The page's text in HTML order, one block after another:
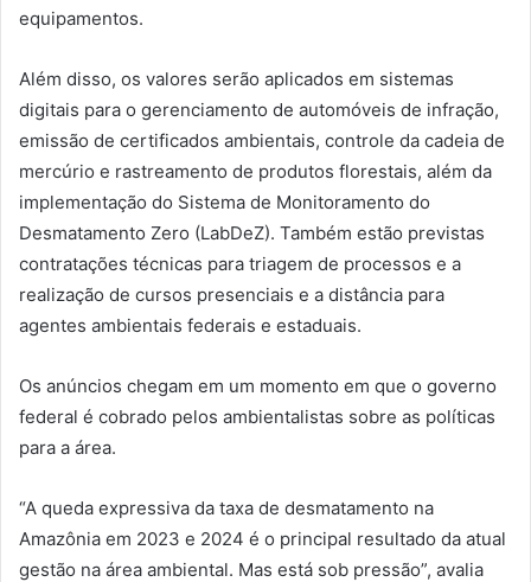
equipamentos.
Além disso, os valores serão aplicados em sistemas
digitais para o gerenciamento de automóveis de infração,
emissão de certificados ambientais, controle da cadeia de
mercúrio e rastreamento de produtos florestais, além da
implementação do Sistema de Monitoramento do
Desmatamento Zero (LabDeZ). Também estão previstas
contratações técnicas para triagem de processos e a
realização de cursos presenciais e a distância para
agentes ambientais federais e estaduais.
Os anúncios chegam em um momento em que o governo
federal é cobrado pelos ambientalistas sobre as políticas
para a área.
“A queda expressiva da taxa de desmatamento na
Amazônia em 2023 e 2024 é o principal resultado da atual
gestão na área ambiental. Mas está sob pressão”, avalia